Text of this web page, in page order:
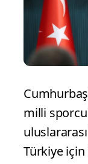
milli sporcu
Türkiye